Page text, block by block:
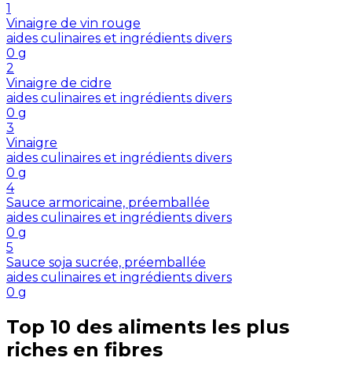
1
Vinaigre de vin rouge
aides culinaires et ingrédients divers
0 g
2
Vinaigre de cidre
aides culinaires et ingrédients divers
0 g
3
Vinaigre
aides culinaires et ingrédients divers
0 g
4
Sauce armoricaine, préemballée
aides culinaires et ingrédients divers
0 g
5
Sauce soja sucrée, préemballée
aides culinaires et ingrédients divers
0 g
Top 10 des aliments les plus
riches en fibres